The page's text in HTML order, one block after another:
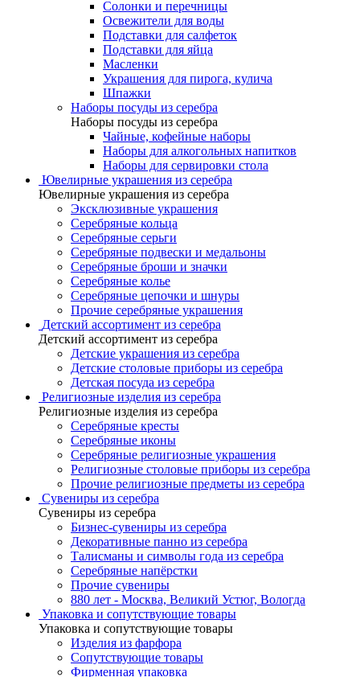
Солонки и перечницы
Освежители для воды
Подставки для салфеток
Подставки для яйца
Масленки
Украшения для пирога, кулича
Шпажки
Наборы посуды из серебра
Наборы посуды из серебра
Чайные, кофейные наборы
Наборы для алкогольных напитков
Наборы для сервировки стола
Ювелирные украшения из серебра
Ювелирные украшения из серебра
Эксклюзивные украшения
Серебряные кольца
Серебряные серьги
Серебряные подвески и медальоны
Серебряные броши и значки
Серебряные колье
Серебряные цепочки и шнуры
Прочие серебряные украшения
Детский ассортимент из серебра
Детский ассортимент из серебра
Детские украшения из серебра
Детские столовые приборы из серебра
Детская посуда из серебра
Религиозные изделия из серебра
Религиозные изделия из серебра
Серебряные кресты
Серебряные иконы
Серебряные религиозные украшения
Религиозные столовые приборы из серебра
Прочие религиозные предметы из серебра
Сувениры из серебра
Сувениры из серебра
Бизнес-сувениры из серебра
Декоративные панно из серебра
Талисманы и символы года из серебра
Серебряные напёрстки
Прочие сувениры
880 лет - Москва, Великий Устюг, Вологда
Упаковка и сопутствующие товары
Упаковка и сопутствующие товары
Изделия из фарфора
Сопутствующие товары
Фирменная упаковка